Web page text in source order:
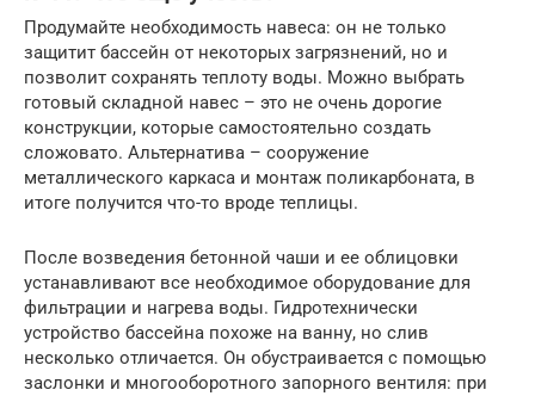
Продумайте необходимость навеса: он не только
защитит бассейн от некоторых загрязнений, но и
позволит сохранять теплоту воды. Можно выбрать
готовый складной навес – это не очень дорогие
конструкции, которые самостоятельно создать
сложовато. Альтернатива – сооружение
металлического каркаса и монтаж поликарбоната, в
итоге получится что-то вроде теплицы.
После возведения бетонной чаши и ее облицовки
устанавливают все необходимое оборудование для
фильтрации и нагрева воды. Гидротехнически
устройство бассейна похоже на ванну, но слив
несколько отличается. Он обустраивается с помощью
заслонки и многооборотного запорного вентиля: при